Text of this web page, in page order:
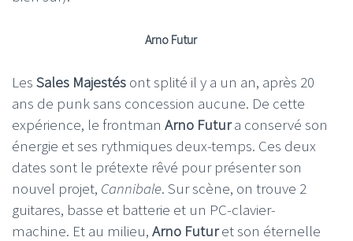
Arno Futur
Les Sales Majestés ont splité il y a un an, après 20
ans de punk sans concession aucune. De cette
expérience, le frontman Arno Futura conservé son
énergie et ses rythmiques deux-temps. Ces deux
dates sont le prétexte rêvé pour présenter son
nouvel projet, Cannibale. Sur scène, on trouve 2
guitares, basse et batterie et un PC-clavier-
machine. Et au milieu, Arno Futuret son éternelle